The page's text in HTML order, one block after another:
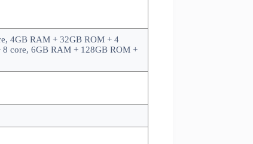
4GB RAM + 32GB ROM + 4
core, 6GB RAM + 128GB ROM +